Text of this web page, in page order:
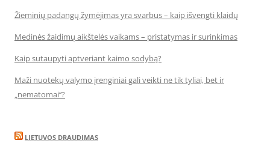
Žieminių padangų žymėjimas yra svarbus – kaip išvengti klaidų
Medinės žaidimų aikštelės vaikams – pristatymas ir surinkimas
Kaip sutaupyti aptveriant kaimo sodybą?
Maži nuotekų valymo įrenginiai gali veikti ne tik tyliai, bet ir
„nematomai‘‘?
LIETUVOS DRAUDIMAS